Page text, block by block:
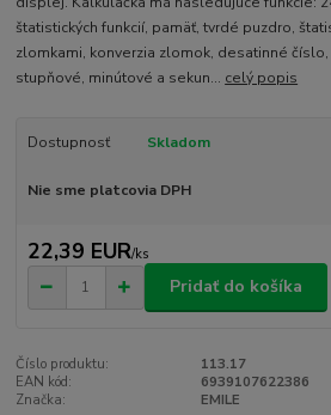
štatistických funkcií, pamäť, tvrdé puzdro,
zlomkami, konverzia zlomok, desatinné
stupňové, minútové a sekun... celý popis
Dostupnosť Skladom
Nie sme platcovia DPH
22,39 EUR/ks
Pridať do košíka
Číslo produktu:
113.17
EAN kód:
6939107622386
Značka:
EMILE